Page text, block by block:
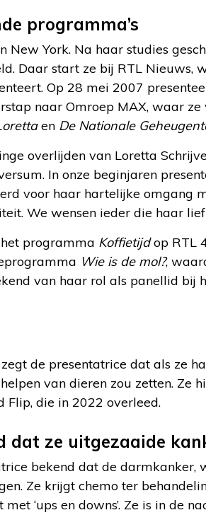
programma’s
York. Na haar studies
Daar start ze bij RTL Nieuws,
Op 28 mei 2007
naar Omroep MAX, waar
en De Nationale
overlijden van Loretta
In onze beginjaren
voor haar hartelijke omgang
We wensen ieder die haar
programma Koffietijdop RTL
Wie is de mol?,
van haar rol als panellid bij
de presentatrice dat als ze
van dieren zou zetten. Ze
Flip, die in 2022 overleed.
dat ze uitgezaaide
bekend dat de darmkanker,
Ze krijgt chemo ter
‘ups en downs’. Ze is in de